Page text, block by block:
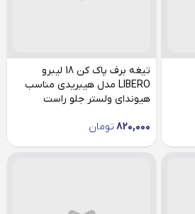
تیغه برف پاک کن 18 لیبرو
LIBERO مدل هیبریدی مناسب
هیوندای ولستر جلو راست
820,000 تومان